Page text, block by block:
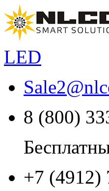
LED
Sale2@
8 (800)
+7 (4912)